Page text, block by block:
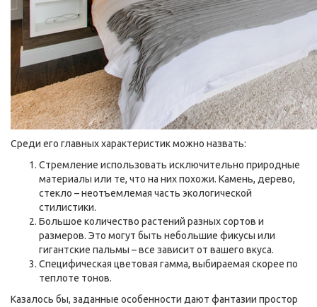
Среди его главных характеристик можно назвать:
Стремление использовать исключительно природные
материалы или те, что на них похожи. Камень, дерево,
стекло – неотъемлемая часть экологической
стилистики.
Большое количество растений разных сортов и
размеров. Это могут быть небольшие фикусы или
гигантские пальмы – все зависит от вашего вкуса.
Специфическая цветовая гамма, выбираемая скорее по
теплоте тонов.
Казалось бы, заданные особенности дают фантазии простор